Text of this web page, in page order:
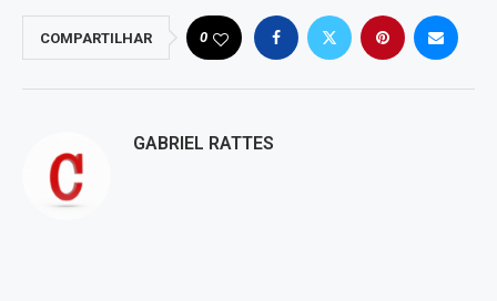
COMPARTILHAR 0
GABRIEL RATTES